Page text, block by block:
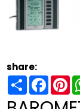
share:
Share